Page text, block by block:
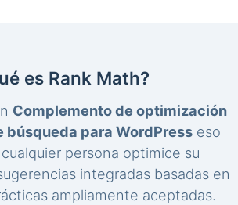
es Rank Math?
Complemento de optimización
búsqueda para WordPress eso
persona optimice su
integradas basadas en
ampliamente aceptadas.